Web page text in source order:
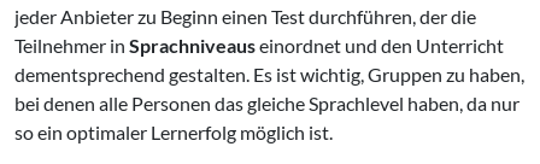
jeder Anbieter zu Beginn einen Test durchführen, der die
Teilnehmer in Sprachniveauseinordnet und den Unterricht
dementsprechend gestalten. Es ist wichtig, Gruppen zu haben,
bei denen alle Personen das gleiche Sprachlevel haben, da nur
so ein optimaler Lernerfolg möglich ist.